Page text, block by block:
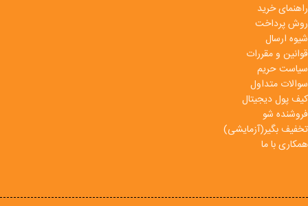
راهنمای خرید
روش پرداخت
شیوه ارسال
قوانین و مقررات
سیاست حریم
سوالات متداول
کیف پول دیجیتال
فروشنده شو
تخفیف بگیر(آزمایشی)
همکاری با ما